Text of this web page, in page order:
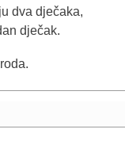
dva dječaka,
dječak.